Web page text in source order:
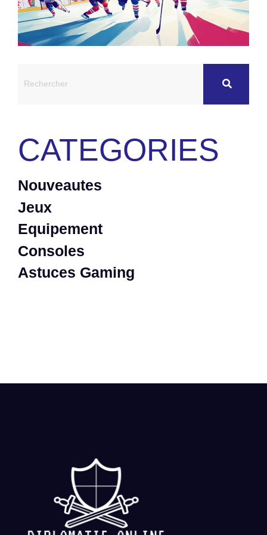
CATEGORIES
Nouveautes
Jeux
Equipement
Consoles
Astuces Gaming